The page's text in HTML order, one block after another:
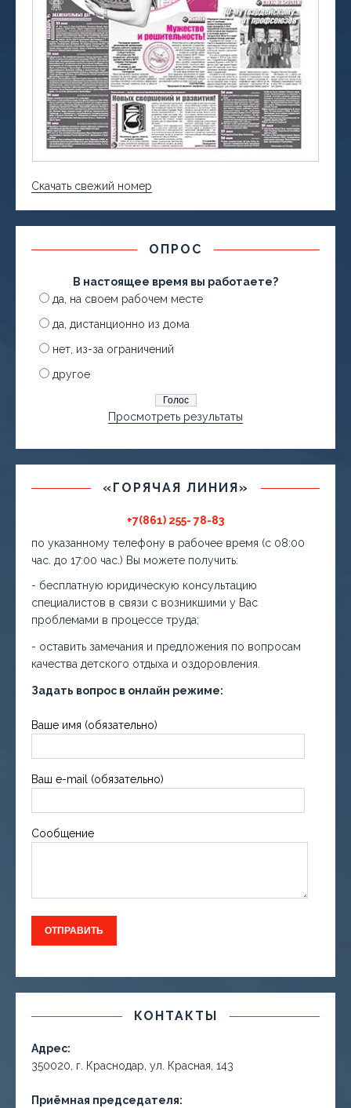
Скачать свежий номер
ОПРОС
В настоящее время вы работаете?
да, на своем рабочем месте
да, дистанционно из дома
нет, из-за ограничений
другое
Просмотреть результаты
«ГОРЯЧАЯ ЛИНИЯ»
+7(861) 255- 78-83
по указанному телефону в рабочее время (с 08:00
час. до 17:00 час.) Вы можете получить:
- бесплатную юридическую консультацию
специалистов в связи с возникшими у Вас
проблемами в процессе труда;
- оставить замечания и предложения по вопросам
качества детского отдыха и оздоровления.
Задать вопрос в онлайн режиме:
Ваше имя (обязательно)
Ваш e-mail (обязательно)
Сообщение
КОНТАКТЫ
Адрес:
350020, г. Краснодар, ул. Красная, 143
Приёмная председателя: